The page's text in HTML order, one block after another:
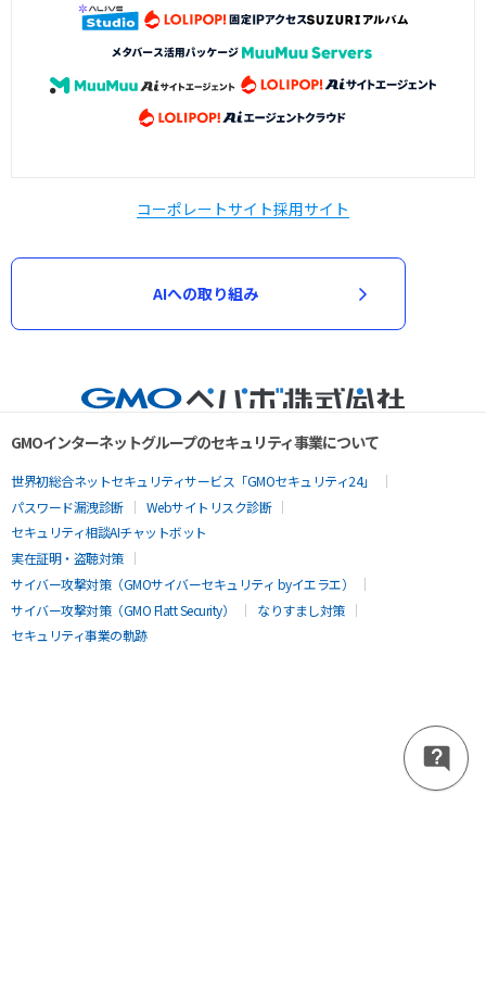
コーポレートサイト採用サイト
AIへの取り組み
GMOインターネットグループのセキュリティ事業について
世界初総合ネットセキュリティサービス「GMOセキュリティ24」
パスワード漏洩診断
Webサイトリスク診断
セキュリティ相談AIチャットボット
実在証明・盗聴対策
サイバー攻撃対策（GMOサイバーセキュリティ byイエラエ）
サイバー攻撃対策（GMO Flatt Security）
なりすまし対策
セキュリティ事業の軌跡